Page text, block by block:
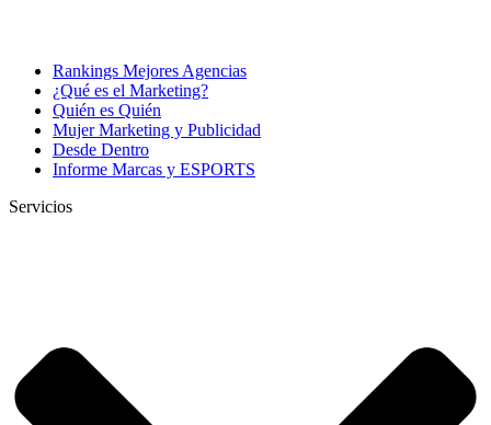
Rankings Mejores Agencias
¿Qué es el Marketing?
Quién es Quién
Mujer Marketing y Publicidad
Desde Dentro
Informe Marcas y ESPORTS
Servicios